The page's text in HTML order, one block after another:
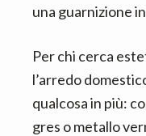
una guarnizione
Per chi cerca
l’arredo
qualcosa in più:
gres o metallo